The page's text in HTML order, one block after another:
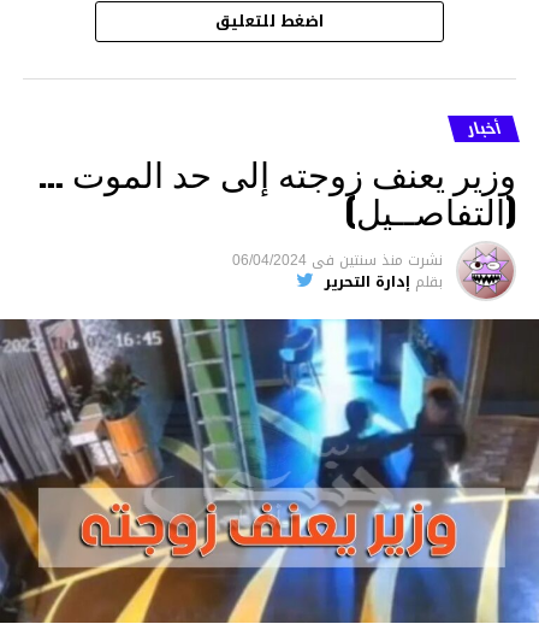
اضغط للتعليق
أخبار
وزير يعنف زوجته إلى حد الموت …
(التفاصــيل)
نشرت منذ سنتين فى 06/04/2024
بقلم إدارة التحرير